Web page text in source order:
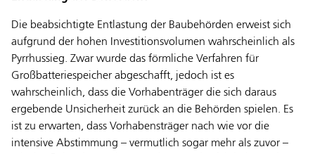
Die beabsichtigte Entlastung der Baubehörden erweist sich
aufgrund der hohen Investitionsvolumen wahrscheinlich als
Pyrrhussieg. Zwar wurde das förmliche Verfahren für
Großbatteriespeicher abgeschafft, jedoch ist es
wahrscheinlich, dass die Vorhabenträger die sich daraus
ergebende Unsicherheit zurück an die Behörden spielen. Es
ist zu erwarten, dass Vorhabensträger nach wie vor die
intensive Abstimmung – vermutlich sogar mehr als zuvor –